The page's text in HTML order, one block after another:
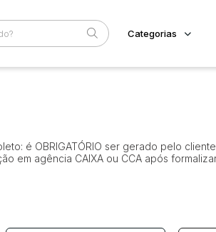
Categorias
Motos
Pesados
é OBRIGATÓRIO ser gerado pelo
em agência CAIXA ou CCA após